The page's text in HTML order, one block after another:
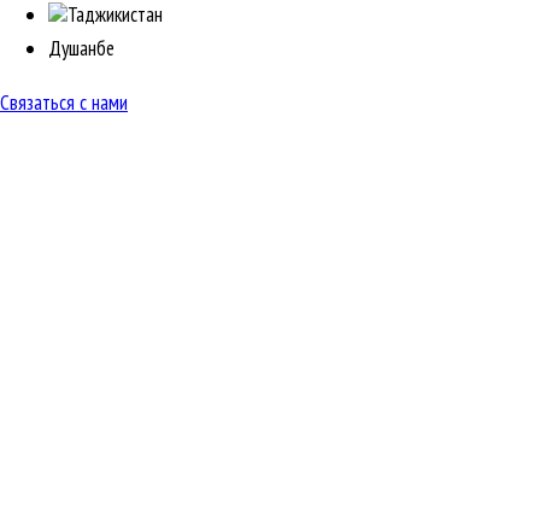
Таджикистан
Душанбе
Связаться с нами